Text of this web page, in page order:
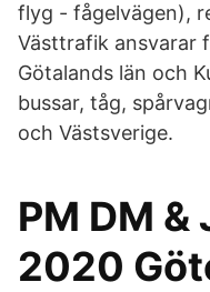
flyg - fågelvägen),
Västtrafik ansvarar
Götalands län och
bussar, tåg,
och Västsverige.
PM DM &
2020